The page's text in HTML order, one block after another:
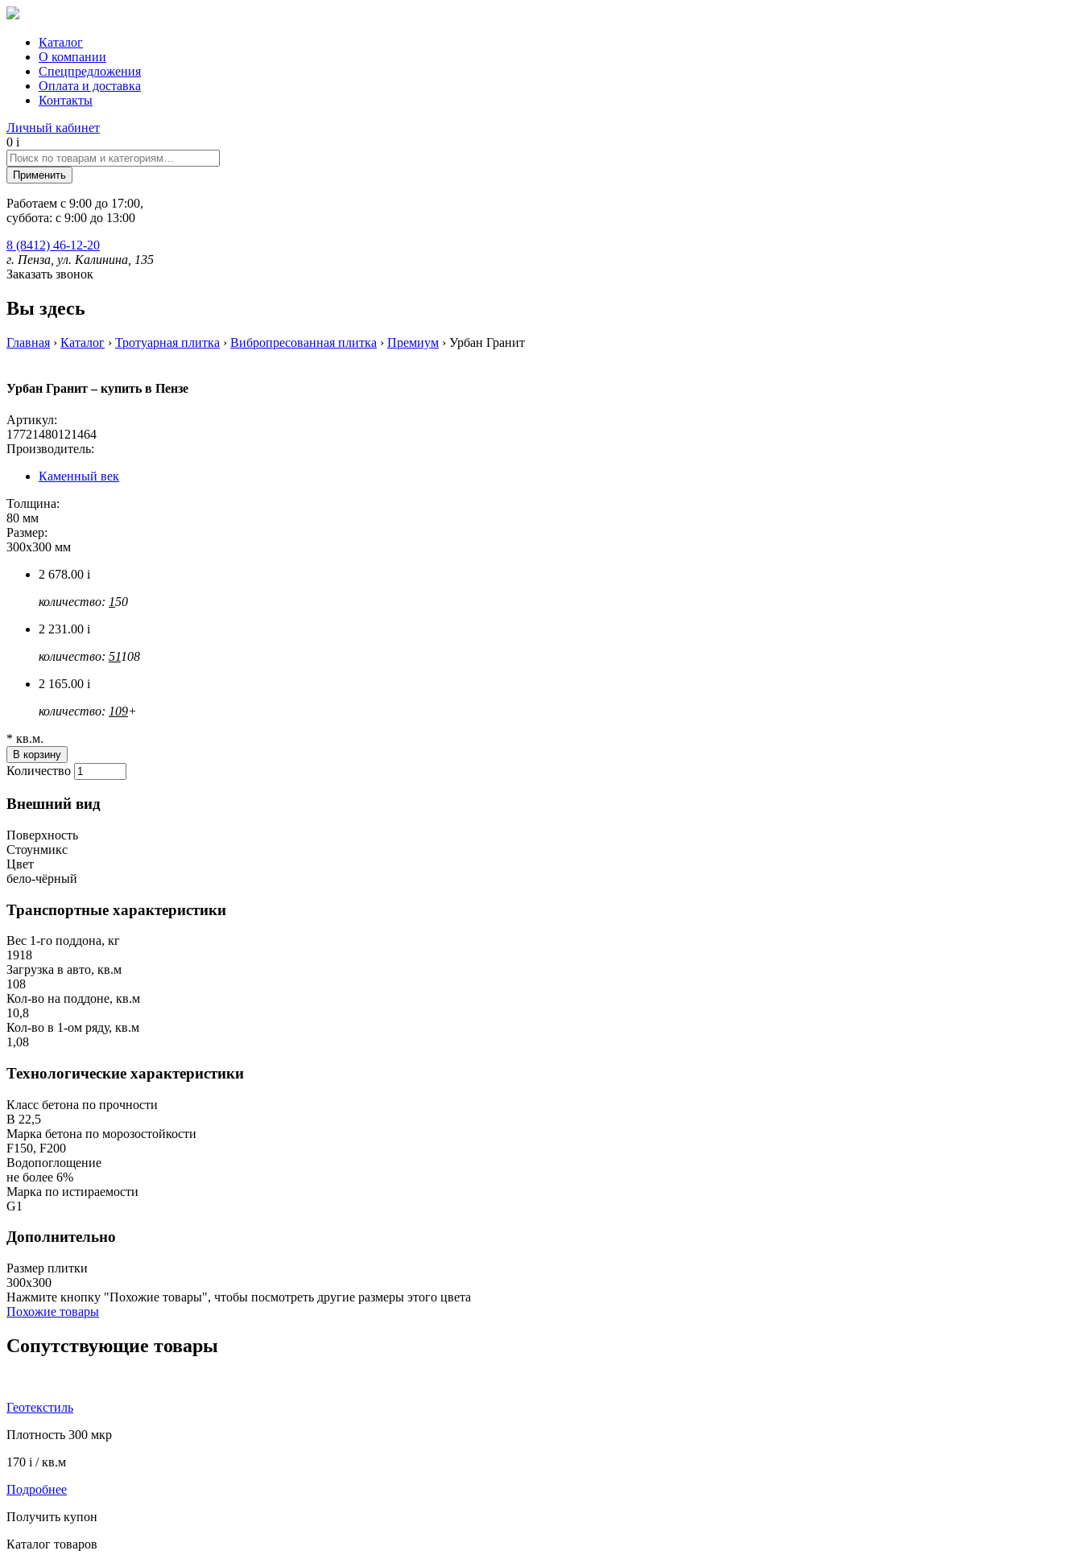
Каталог
О компании
Спецпредложения
Оплата и доставка
Контакты
Личный кабинет
0 i
Работаем c 9:00 до 17:00,
суббота: с 9:00 до 13:00
8 (8412) 46-12-20
г. Пенза, ул. Калинина, 135
Заказать звонок
Вы здесь
Главная › Каталог › Тротуарная плитка › Вибропресованная плитка › Премиум › Урбан Гранит
Урбан Гранит – купить в Пензе
Артикул:
17721480121464
Производитель:
Каменный век
Толщина:
80 мм
Размер:
300х300 мм
2 678.00 i
количество: 150
2 231.00 i
количество: 51108
2 165.00 i
количество: 109+
* кв.м.
Количество
Внешний вид
Поверхность
Стоунмикс
Цвет
бело-чёрный
Транспортные характеристики
Вес 1-го поддона, кг
1918
Загрузка в авто, кв.м
108
Кол-во на поддоне, кв.м
10,8
Кол-во в 1-ом ряду, кв.м
1,08
Технологические характеристики
Класс бетона по прочности
В 22,5
Марка бетона по морозостойкости
F150, F200
Водопоглощение
не более 6%
Марка по истираемости
G1
Дополнительно
Размер плитки
300х300
Нажмите кнопку "Похожие товары", чтобы посмотреть другие размеры этого цвета
Похожие товары
Сопутствующие товары
Геотекстиль
Плотность 300 мкр
170 i / кв.м
Подробнее
Получить купон
Каталог товаров